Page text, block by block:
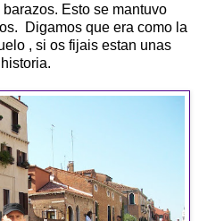
Esto se mantuvo
Digamos que era como la
, si os fijais estan unas